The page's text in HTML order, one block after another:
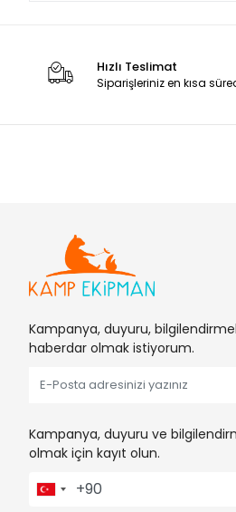
Hızlı Teslimat
Siparişleriniz en kısa
Kampanya, duyuru,
haberdar olmak istiyorum.
Kampanya, duyuru ve
olmak için kayıt olun.